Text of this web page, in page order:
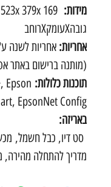
מידות:
גובהXעומקXרוחב
אחריות: אחריות לשנה
(מותנה ברישום באתר
תוכנות כלולות: Epson
EpsonNet Config
באריזה:
סט דיו, כבל חשמל,
מדריך להתחלה מהירה,